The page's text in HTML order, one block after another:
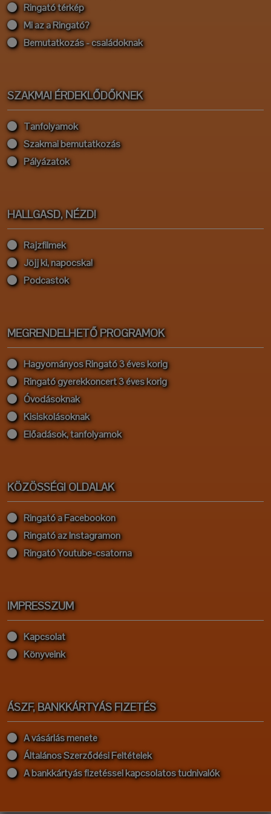
Ringató térkép
Mi az a Ringató?
Bemutatkozás - családoknak
SZAKMAI ÉRDEKLŐDŐKNEK
Tanfolyamok
Szakmai bemutatkozás
Pályázatok
HALLGASD, NÉZD!
Rajzfilmek
Jöjj ki, napocska!
Podcastok
MEGRENDELHETŐ PROGRAMOK
Hagyományos Ringató 3 éves korig
Ringató gyerekkoncert 3 éves korig
Óvodásoknak
Kisiskolásoknak
Előadások, tanfolyamok
KÖZÖSSÉGI OLDALAK
Ringató a Facebookon
Ringató az Instagramon
Ringató Youtube-csatorna
IMPRESSZUM
Kapcsolat
Könyveink
ÁSZF, BANKKÁRTYÁS FIZETÉS
A vásárlás menete
Általános Szerződési Feltételek
A bankkártyás fizetéssel kapcsolatos tudnivalók